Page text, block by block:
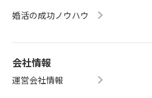
婚活の成功ノウハウ
会社情報
運営会社情報